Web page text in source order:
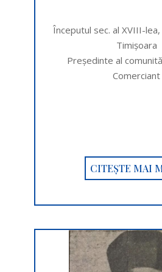
Începutul sec. al XVIII-
Timişoara
Preşedinte al
Comerciant
CITEȘTE MAI